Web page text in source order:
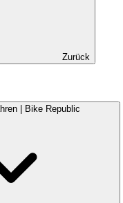
Zurück
| Bike Republic